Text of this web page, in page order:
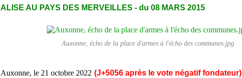
ALISE AU PAYS DES MERVEILLES - du 08 MARS 2015
Auxonne, écho de la place d'armes à l'écho des communes.jpg
Auxonne, le 21 octobre 2022 (J+5056 après le vote négatif fondateur)